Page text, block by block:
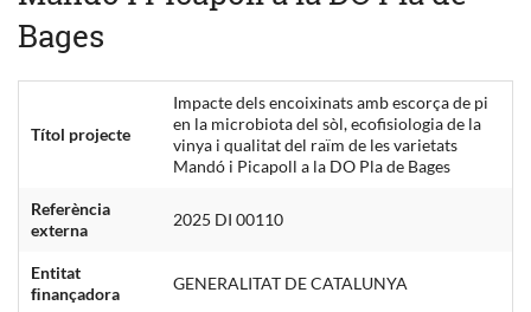
Bages
Títol projecte
Impacte dels encoixinats amb escorça de pi
en la microbiota del sòl, ecofisiologia de la
vinya i qualitat del raïm de les varietats
Mandó i Picapoll a la DO Pla de Bages
Referència
externa
2025 DI 00110
Entitat
ﬁnançadora
GENERALITAT DE CATALUNYA